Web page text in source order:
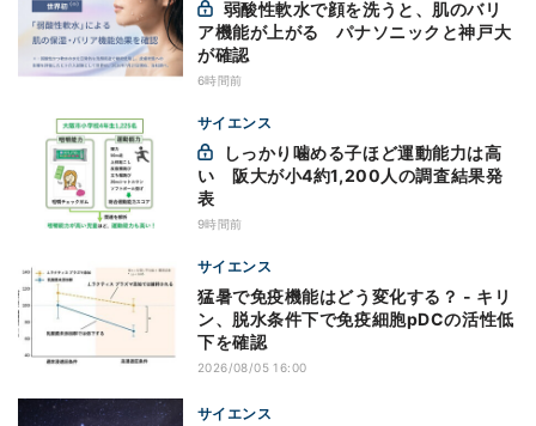
ア機能が上がる パナソニックと神戸大
が確認
6時間前
サイエンス
い 阪大が小4約1,200人の調査結果発
表
9時間前
サイエンス
猛暑で免疫機能はどう変化する？ - キリ
ン、脱水条件下で免疫細胞pDCの活性低
下を確認
2026/08/05 16:00
サイエンス